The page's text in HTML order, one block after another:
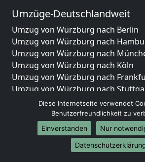
Umzüge-Deutschlandweit
Umzug von Würzburg nach Berlin
Umzug von Würzburg nach
Umzug von Würzburg nach
Umzug von Würzburg nach Köln
Umzug von Würzburg nach
Umzug von Würzburg nach
Umzug von Würzburg nach
Umzug von Würzburg nach Leipzig
Umzug von Würzburg nach
Umzug von Würzburg nach Essen
Umzug von Würzburg nach
Diese Internetseite verwendet
Benutzerfreundlichkeit zu
Einverstanden
Nur